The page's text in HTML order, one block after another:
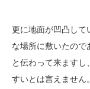
更に地面が凹凸して
な場所に敷いたの
と伝わって来ます
すいとは言えません。